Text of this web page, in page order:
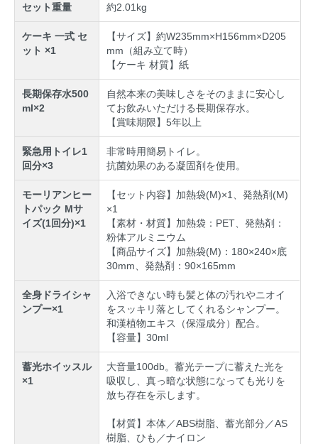
セット重量 約2.01kg
ケーキ 一式 セ
ット ×1
【サイズ】約W235mm×H156mm×D205
mm（組み立て時）
【ケーキ 材質】紙
長期保存水500
ml×2
自然本来の美味しさをそのままに安心し
てお飲みいただける長期保存水。
【賞味期限】5年以上
緊急用トイレ1
回分×3
非常時用簡易トイレ。
抗菌効果のある凝固剤を使用。
モーリアンヒー
トパック Mサ
イズ(1回分)×1
【セット内容】加熱袋(M)×1、発熱剤(M)
×1
【素材・材質】加熱袋：PET、発熱剤：
粉体アルミニウム
【商品サイズ】加熱袋(M)：180×240×底
30mm、発熱剤：90×165mm
全身ドライシャ
ンプー×1
入浴できない時も髪と体の汚れやニオイ
をスッキリ落としてくれるシャンプー。
和漢植物エキス（保湿成分）配合。
【容量】30ml
蓄光ホイッスル
×1
大音量100db。蓄光テープに蓄えた光を
吸収し、真っ暗な状態になっても光りを
放ち存在を示します。
【材質】本体／ABS樹脂、蓄光部分／AS
樹脂、ひも／ナイロン